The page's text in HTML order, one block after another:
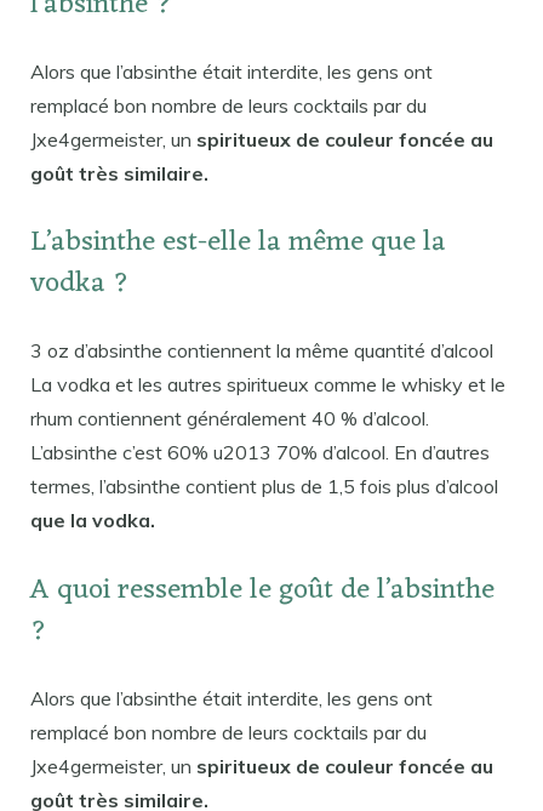
Alors que l’absinthe était interdite, les gens ont
remplacé bon nombre de leurs cocktails par du
Jxe4germeister, un spiritueux de couleur foncée au
goût très similaire.
L’absinthe est-elle la même que la
vodka ?
3 oz d’absinthe contiennent la même quantité d’alcool
La vodka et les autres spiritueux comme le whisky et le
rhum contiennent généralement 40 % d’alcool.
L’absinthe c’est 60% u2013 70% d’alcool. En d’autres
termes, l’absinthe contient plus de 1,5 fois plus d’alcool
que la vodka.
A quoi ressemble le goût de l’absinthe
?
Alors que l’absinthe était interdite, les gens ont
remplacé bon nombre de leurs cocktails par du
Jxe4germeister, un spiritueux de couleur foncée au
goût très similaire.